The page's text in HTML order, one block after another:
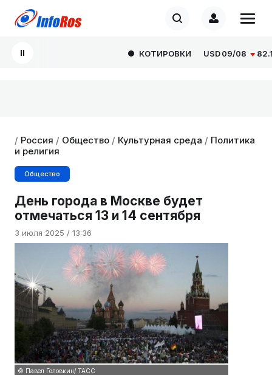
КОТИРОВКИ USD09/08
/ Россия / Общество / Культурная среда / Политика
и религия
Общество
День города в Москве будет
отмечаться 13 и 14 сентября
3 июля 2025 / 13:36
© Павел Головкин/ ТАСС